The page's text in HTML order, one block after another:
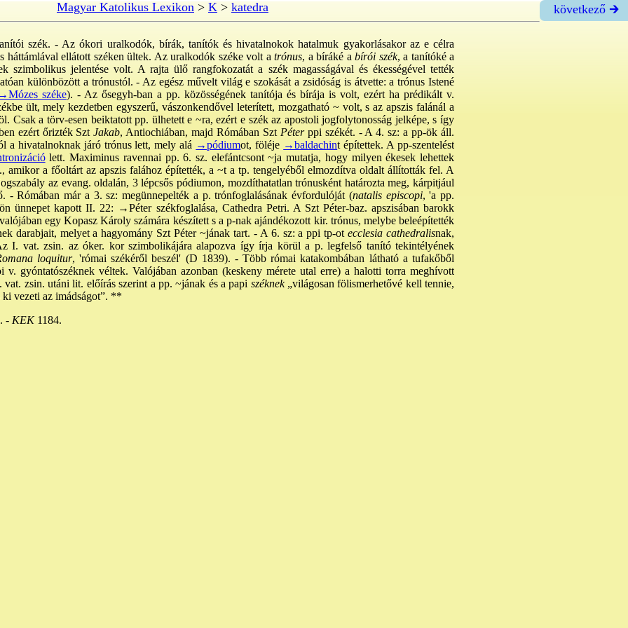
Magyar Katolikus Lexikon> K> katedra következő 🡲
szék. - Az ókori uralkodók, bírák, tanítók és hivatalnokok hatalmuk gyakorlásakor az e célra
háttámlával ellátott széken ültek. Az uralkodók széke volt a trónus, a bíráké a bírói szék, a tanítóké a
szimbolikus jelentése volt. A rajta ülő rangfokozatát a szék magasságával és ékességével tették
különbözött a trónustól. - Az egész művelt világ e szokását a zsidóság is átvette: a trónus Istené
→Mózes széke). - Az ősegyh-ban a pp. közösségének tanítója és bírája is volt, ezért ha prédikált v.
ült, mely kezdetben egyszerű, vászonkendővel leterített, mozgatható ~ volt, s az apszis falánál a
Csak a törv-esen beiktatott pp. ülhetett e ~ra, ezért e szék az apostoli jogfolytonosság jelképe, s így
ezért őrizték Szt Jakab, Antiochiában, majd Rómában SztPéter ppi székét. - A 4. sz: a pp-ök áll.
a hivatalnoknak járó trónus lett, mely alá →pódiumot, föléje →baldachint építettek. A pp-szentelést
lett. Maximinus ravennai pp. 6. sz. elefántcsont ~ja mutatja, hogy milyen ékesek lehettek
amikor a főoltárt az apszis falához építették, a ~t a tp. tengelyéből elmozdítva oldalt állították fel. A
az evang. oldalán, 3 lépcsős pódiumon, mozdíthatatlan trónusként határozta meg, kárpitjául
- Rómában már a 3. sz: megünnepelték a p. trónfoglalásának évfordulóját (natalis episcopi, 'a pp.
ünnepet kapott II. 22: →Péter székfoglalása, Cathedra Petri. A Szt Péter-baz. apszisában barokk
egy Kopasz Károly számára készített s a p-nak ajándékozott kir. trónus, melybe beleépítették
darabjait, melyet a hagyomány Szt Péter ~jának tart. - A 6. sz: a ppi tp-ot ecclesia cathedralisnak,
I. vat. zsin. az óker. kor szimbolikájára alapozva így írja körül a p. legfelső tanító tekintélyének
loquitur, 'római székéről beszél' (D 1839). - Több római katakombában látható a tufakőből
v. gyóntatószéknek véltek. Valójában azonban (keskeny mérete utal erre) a halotti torra meghívott
zsin. utáni lit. előírás szerint a pp. ~jának és a papi széknek„világosan fölismerhetővé kell tennie,
vezeti az imádságot”. **
- KEK 1184.